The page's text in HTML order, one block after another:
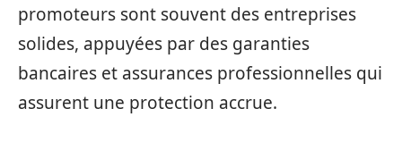
promoteurs sont souvent des entreprises
solides, appuyées par des garanties
bancaires et assurances professionnelles qui
assurent une protection accrue.